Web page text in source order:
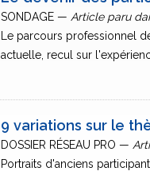
SONDAGE — Article paru
Le parcours professionnel
actuelle, recul sur
9 variations sur le
DOSSIER RÉSEAU PRO —
Portraits d'anciens